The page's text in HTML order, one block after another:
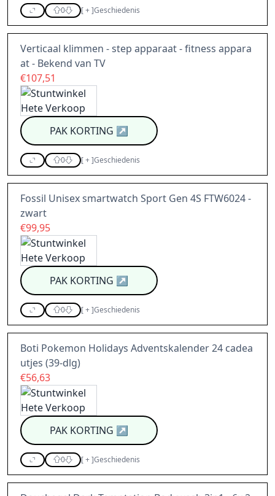
0 [+]Geschiedenis
Verticaal klimmen - step apparaat - fitness appara
at - Bekend van TV
€107,51
PAK KORTING ↗
0 [+]Geschiedenis
Fossil Unisex smartwatch Sport Gen 4S FTW6024 -
zwart
€99,95
PAK KORTING ↗
0 [+]Geschiedenis
Boti Pokemon Holidays Adventskalender 24 cadea
utjes (39-dlg)
€56,63
PAK KORTING ↗
0 [+]Geschiedenis